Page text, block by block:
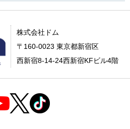
株式会社ドム
〒160-0023 東京都新宿区
西新宿8-14-24西新宿KFビル4階